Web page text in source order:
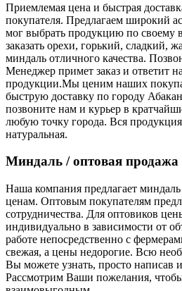
Приемлемая цена и быстрая
покупателя. Предлагаем широкий
мог выбрать продукцию по своему
заказать орехи, горький, сладкий,
миндаль отличного качества.
Менеджер примет заказ и ответит
продукции.Мы ценим наших
быструю доставку по городу
позвоните нам и курьер в
любую точку города. Вся
натуральная.
Миндаль / оптовая продажа
Наша компания предлагает
ценам. Оптовым покупателям
сотрудничества. Для оптовиков
индивидуально в зависимости от
работе непосредственно с
свежая, а цены недорогие. Всю
Вы можете узнать, просто написав
Рассмотрим Ваши пожелания,